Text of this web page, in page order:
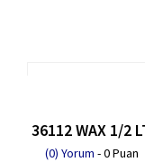
36112 WAX 1/2
(0) Yorum - 0 Puan